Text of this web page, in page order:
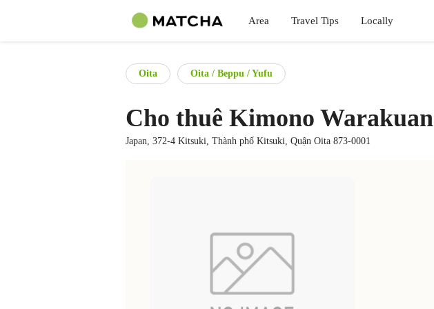
Area Travel Tips Locally
Oita Oita / Beppu / Yufu
Cho thuê Kimono Warakuan
Japan, 372-4 Kitsuki, Thành phố Kitsuki, Quận Oita 873-0001